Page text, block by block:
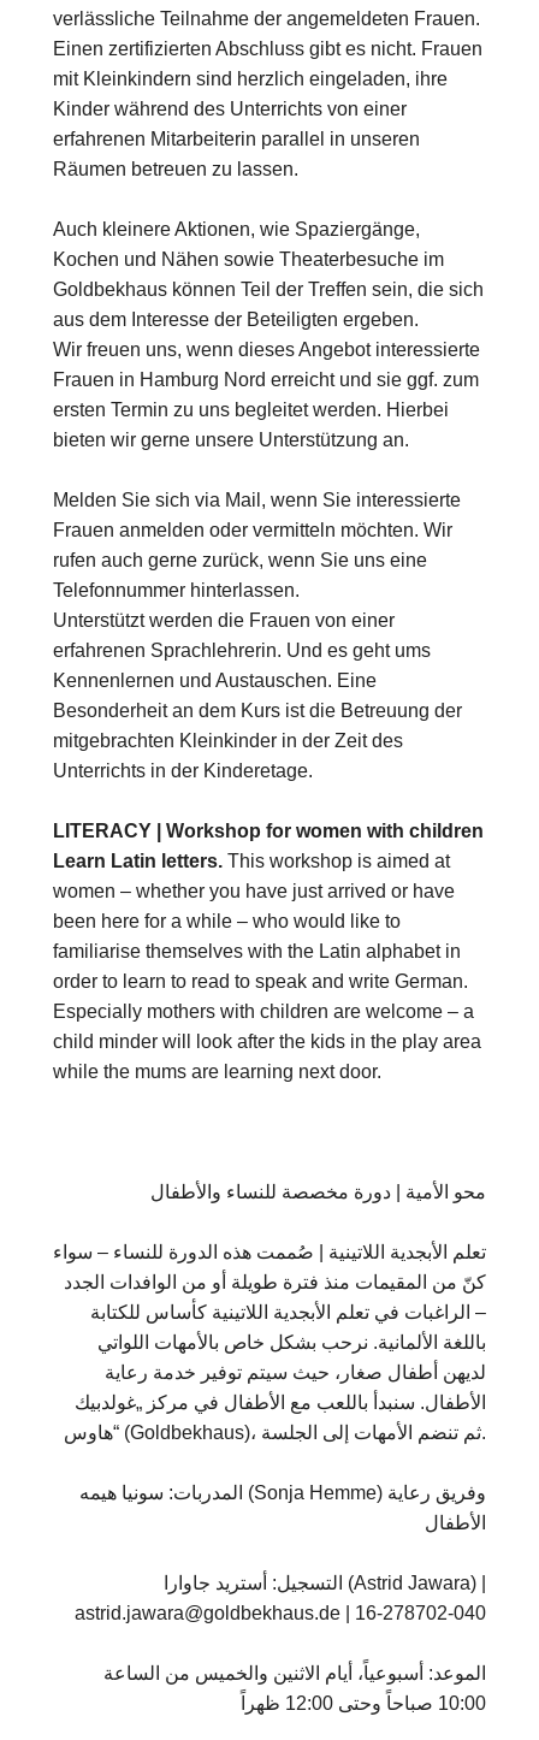
verlässliche Teilnahme der angemeldeten Frauen.
Einen zertifizierten Abschluss gibt es nicht. Frauen
mit Kleinkindern sind herzlich eingeladen, ihre
Kinder während des Unterrichts von einer
erfahrenen Mitarbeiterin parallel in unseren
Räumen betreuen zu lassen.
Auch kleinere Aktionen, wie Spaziergänge,
Kochen und Nähen sowie Theaterbesuche im
Goldbekhaus können Teil der Treffen sein, die sich
aus dem Interesse der Beteiligten ergeben.
Wir freuen uns, wenn dieses Angebot interessierte
Frauen in Hamburg Nord erreicht und sie ggf. zum
ersten Termin zu uns begleitet werden. Hierbei
bieten wir gerne unsere Unterstützung an.
Melden Sie sich via Mail, wenn Sie interessierte
Frauen anmelden oder vermitteln möchten. Wir
rufen auch gerne zurück, wenn Sie uns eine
Telefonnummer hinterlassen.
Unterstützt werden die Frauen von einer
erfahrenen Sprachlehrerin. Und es geht ums
Kennenlernen und Austauschen. Eine
Besonderheit an dem Kurs ist die Betreuung der
mitgebrachten Kleinkinder in der Zeit des
Unterrichts in der Kinderetage.
LITERACY | Workshop for women with children
Learn Latin letters.This workshop is aimed at
women – whether you have just arrived or have
been here for a while – who would like to
familiarise themselves with the Latin alphabet in
order to learn to read to speak and write German.
Especially mothers with children are welcome – a
child minder will look after the kids in the play area
while the mums are learning next door.
محو الأمية | دورة مخصصة للنساء والأطفال
تعلم الأبجدية اللاتينية | صُممت هذه الدورة للنساء – سواء
كنّ من المقيمات منذ فترة طويلة أو من الوافدات الجدد
– الراغبات في تعلم الأبجدية اللاتينية كأساس للكتابة
باللغة الألمانية. نرحب بشكل خاص بالأمهات اللواتي
لديهن أطفال صغار، حيث سيتم توفير خدمة رعاية
الأطفال. سنبدأ باللعب مع الأطفال في مركز „غولدبيك
هاوس“ (Goldbekhaus)، ثم تنضم الأمهات إلى الجلسة.
المدربات: سونيا هيمه (Sonja Hemme) وفريق رعاية
الأطفال
التسجيل: أستريد جاوارا (Astrid Jawara) |
astrid.jawara@goldbekhaus.de | 16-278702-040
الموعد: أسبوعياً، أيام الاثنين والخميس من الساعة
10:00 صباحاً وحتى 12:00 ظهراً